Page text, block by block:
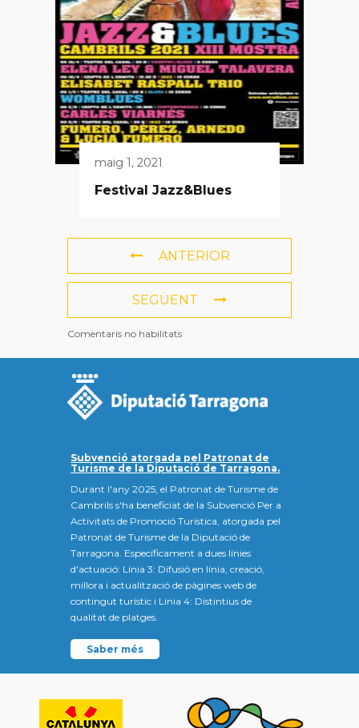
maig 1, 2021
Festival Jazz&Blues
ANTERIOR
SEGÜENT
Comentaris no habilitats
Subvenció atorgada pel Patronat de
Turisme de la Diputació de Tarragona.
Durant l'any 2025, el Patronat de Turisme de
Cambrils s'ha beneficiat de la Subvenció Per a
Activitats de Promoció Turística, atorgada pel
Patronat de Turisme de la Diputació de
Tarragona. Específicament a dues línies
d'actuació: Línia 3: Difusió en línia, creació,
millora i actualització de pàgines web de
contingut turístic i Línia 4: Distintius de
qualitat de platges.
Saber més